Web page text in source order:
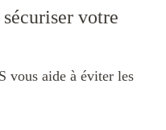
votre
vous aide à éviter les